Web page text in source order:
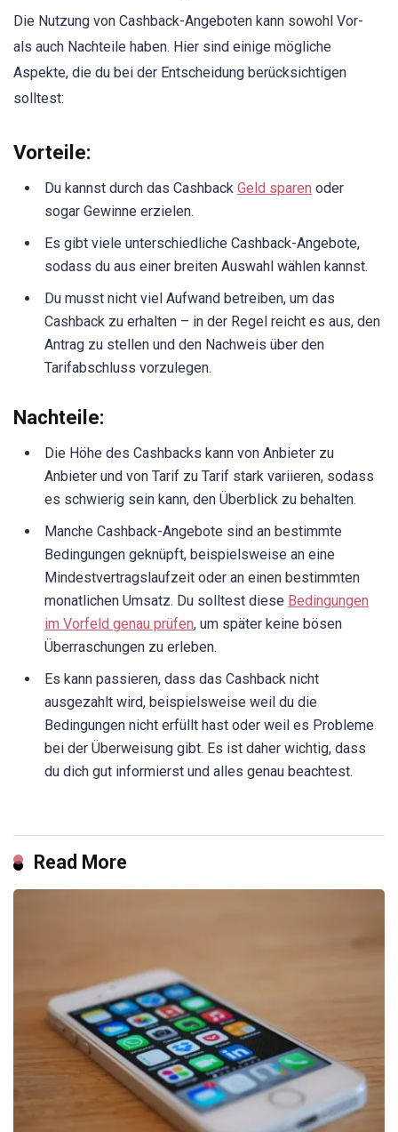
Die Nutzung von Cashback-Angeboten kann sowohl Vor-
als auch Nachteile haben. Hier sind einige mögliche
Aspekte, die du bei der Entscheidung berücksichtigen
solltest:
Vorteile:
Du kannst durch das Cashback Geld sparen oder
sogar Gewinne erzielen.
Es gibt viele unterschiedliche Cashback-Angebote,
sodass du aus einer breiten Auswahl wählen kannst.
Du musst nicht viel Aufwand betreiben, um das
Cashback zu erhalten – in der Regel reicht es aus, den
Antrag zu stellen und den Nachweis über den
Tarifabschluss vorzulegen.
Nachteile:
Die Höhe des Cashbacks kann von Anbieter zu
Anbieter und von Tarif zu Tarif stark variieren, sodass
es schwierig sein kann, den Überblick zu behalten.
Manche Cashback-Angebote sind an bestimmte
Bedingungen geknüpft, beispielsweise an eine
Mindestvertragslaufzeit oder an einen bestimmten
monatlichen Umsatz. Du solltest diese Bedingungen
im Vorfeld genau prüfen, um später keine bösen
Überraschungen zu erleben.
Es kann passieren, dass das Cashback nicht
ausgezahlt wird, beispielsweise weil du die
Bedingungen nicht erfüllt hast oder weil es Probleme
bei der Überweisung gibt. Es ist daher wichtig, dass
du dich gut informierst und alles genau beachtest.
Read More